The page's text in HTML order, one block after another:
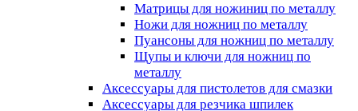
Матрицы для ножиниц по металлу
Ножи для ножниц по металлу
Пуансоны для ножниц по металлу
Щупы и ключи для ножниц по
металлу
Аксессуары для пистолетов для смазки
Аксессуары для резчика шпилек